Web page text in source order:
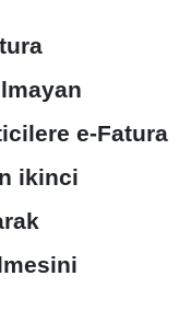
e-Fatura
ikinci